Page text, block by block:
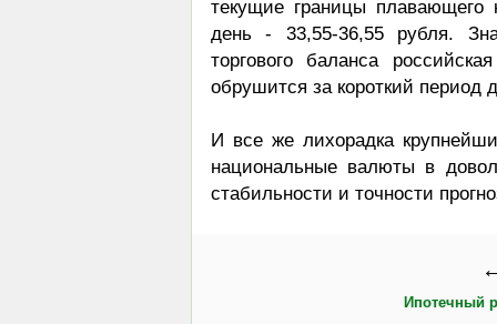
текущие границы
день - 33,55-36,55 рубля.
торгового баланса
обрушится за короткий период
И все же лихорадка
национальные валюты в
стабильности и точности
Ипотечный